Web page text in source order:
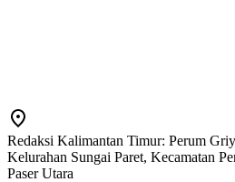
Redaksi Kalimantan Timur: Perum
Kelurahan Sungai Paret, Kecamatan
Paser Utara